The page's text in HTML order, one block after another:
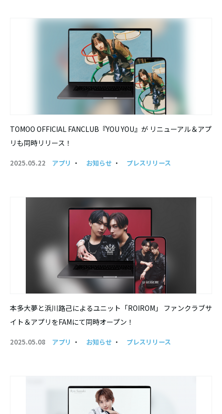
TOMOO OFFICIAL FANCLUB『YOU YOU』が リニューアル＆アプ
リも同時リリース！
2025.05.22 アプリ ・ お知らせ ・ プレスリリース
本多大夢と浜川路己によるユニット「ROIROM」 ファンクラブサ
イト＆アプリをFAMにて同時オープン！
2025.05.08 アプリ ・ お知らせ ・ プレスリリース